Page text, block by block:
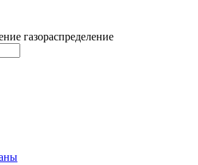
газораспределение